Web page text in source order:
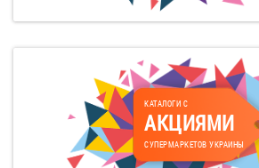
КАТАЛОГИ С
АКЦИЯМИ
СУПЕРМАРКЕТОВ УКРАИНЫ